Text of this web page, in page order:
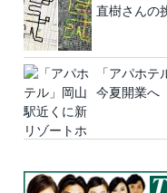
直樹さんの
「アパホ
今夏開業へ